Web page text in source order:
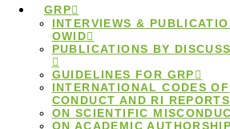
GRP
INTERVIEWS &
OWID
PUBLICATIONS BY
GUIDELINES FOR GRP
INTERNATIONAL CODES OF
CONDUCT AND RI REPORTS
ON SCIENTIFIC
ON ACADEMIC AUTHORSHIP